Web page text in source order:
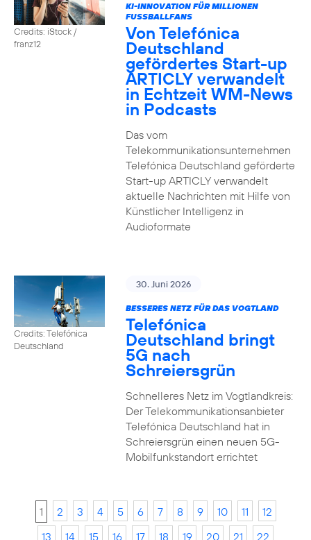
Credits: iStock /
franz12
KI-INNOVATION FÜR MILLIONEN
FUSSBALLFANS
Von Telefónica
Deutschland
gefördertes Start-up
ARTICLY verwandelt
in Echtzeit WM-News
in Podcasts
Das vom
Telekommunikationsunternehmen
Telefónica Deutschland geförderte
Start-up ARTICLY verwandelt
aktuelle Nachrichten mit Hilfe von
Künstlicher Intelligenz in
Audioformate
Credits: Telefónica
Deutschland
30. Juni 2026
BESSERES NETZ FÜR DAS VOGTLAND
Telefónica
Deutschland bringt
5G nach
Schreiersgrün
Schnelleres Netz im Vogtlandkreis:
Der Telekommunikationsanbieter
Telefónica Deutschland hat in
Schreiersgrün einen neuen 5G-
Mobilfunkstandort errichtet
1 2 3 4 5 6 7 8 9 10 11
12
13
14 15 16 17 18 19 20 21 22